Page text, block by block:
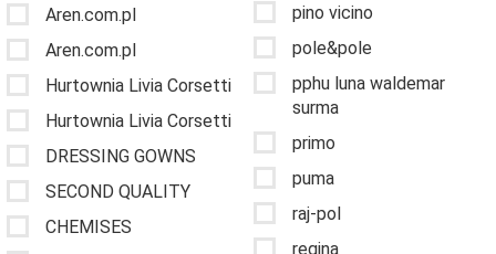
Aren.com.pl
Aren.com.pl
Hurtownia Livia Corsetti
Hurtownia Livia Corsetti
DRESSING GOWNS
SECOND QUALITY
CHEMISES
pino vicino
pole&pole
pphu luna waldemar
surma
primo
puma
raj-pol
regina